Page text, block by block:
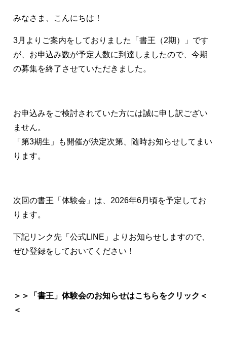
みなさま、こんにちは！
3月よりご案内をしておりました「書王（2期）」です
が、お申込み数が予定人数に到達しましたので、今期
の募集を終了させていただきました。
お申込みをご検討されていた方には誠に申し訳ござい
ません。
「第3期生」も開催が決定次第、随時お知らせしてまい
ります。
次回の書王「体験会」は、2026年6月頃を予定してお
ります。
下記リンク先「公式LINE」よりお知らせしますので、
ぜひ登録をしておいてください！
＞ ＞「書王」体験会のお知らせはこちらをクリック＜
＜